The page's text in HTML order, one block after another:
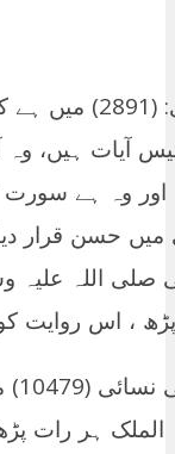
سورۃ الملک کی
آیات ہیں،
وہ ہے سورت
صلی اللہ
، اس روایت کو
ہر رات